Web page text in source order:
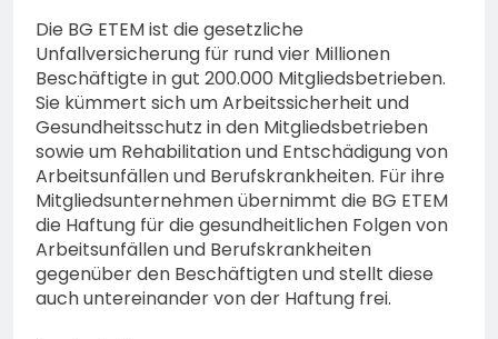
Die BG ETEM ist die gesetzliche
Unfallversicherung für rund vier Millionen
Beschäftigte in gut 200.000 Mitgliedsbetrieben.
Sie kümmert sich um Arbeitssicherheit und
Gesundheitsschutz in den Mitgliedsbetrieben
sowie um Rehabilitation und Entschädigung von
Arbeitsunfällen und Berufskrankheiten. Für ihre
Mitgliedsunternehmen übernimmt die BG ETEM
die Haftung für die gesundheitlichen Folgen von
Arbeitsunfällen und Berufskrankheiten
gegenüber den Beschäftigten und stellt diese
auch untereinander von der Haftung frei.